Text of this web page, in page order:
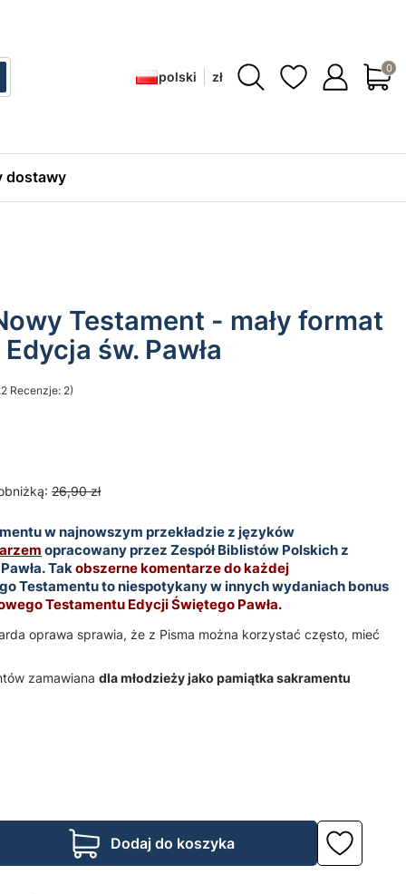
polski zł
dostawy
Testament - mały format
św. Pawła
Recenzje: 2)
Opinie
26,90 zł
w najnowszym przekładzie z języków
opracowany przez Zespół Biblistów Polskich z
Takobszerne komentarze do każdej
Testamentu to niespotykany w innych wydaniach bonus
Testamentu Edycji Świętego Pawła.
oprawa sprawia, że z Pisma można korzystać często, mieć
zamawiana dla młodzieży jako pamiątka sakramentu
Dodaj do koszyka